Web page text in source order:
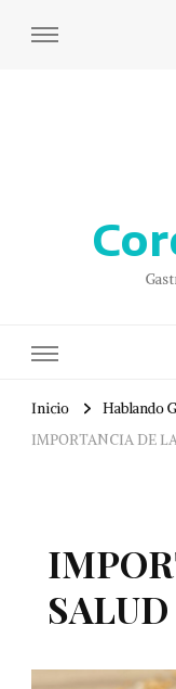
Inicio
Hablando
IMPORTANCIA DE